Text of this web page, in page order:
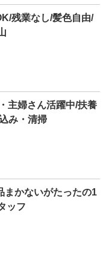
残業なし/髪色自由/
主婦さん活躍中/扶養
み・清掃
まかないがたったの1
ッフ